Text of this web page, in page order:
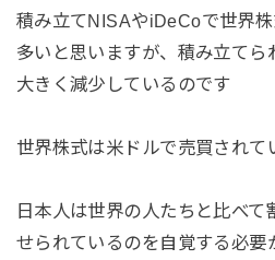
積み立てNISAやiDeCoで世界
多いと思いますが、積み立てら
大きく減少しているのです
世界株式は米ドルで売買されて
日本人は世界の人たちと比べて
せられているのを自覚する必要